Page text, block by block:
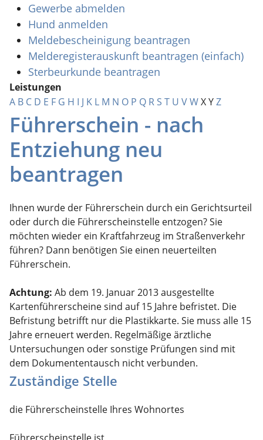
Gewerbe abmelden
Hund anmelden
Meldebescheinigung beantragen
Melderegisterauskunft beantragen (einfach)
Sterbeurkunde beantragen
Leistungen
A B C D E F G H I J K L M N O P Q R S T U VWXYZ
Führerschein - nach
Entziehung neu
beantragen
Ihnen wurde der Führerschein durch ein Gerichtsurteil
oder durch die Führerscheinstelle entzogen? Sie
möchten wieder ein Kraftfahrzeug im Straßenverkehr
führen? Dann benötigen Sie einen neuerteilten
Führerschein.
Achtung: Ab dem 19. Januar 2013 ausgestellte
Kartenführerscheine sind auf 15 Jahre befristet. Die
Befristung betrifft nur die Plastikkarte. Sie muss alle 15
Jahre erneuert werden. Regelmäßige ärztliche
Untersuchungen oder sonstige Prüfungen sind mit
dem Dokumententausch nicht verbunden.
Zuständige Stelle
die Führerscheinstelle Ihres Wohnortes